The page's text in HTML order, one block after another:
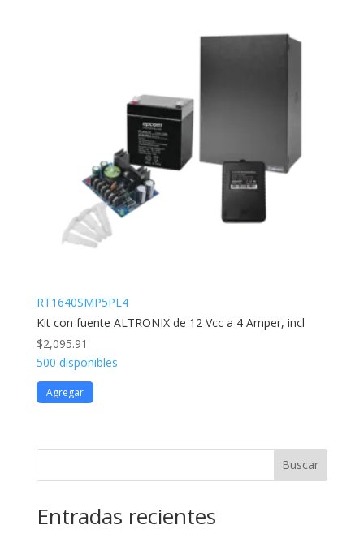
RT1640SMP5PL4
Kit con fuente ALTRONIX de 12 Vcc a 4 Amper, incl
$2,095.91
500 disponibles
Agregar
Buscar
Entradas recientes